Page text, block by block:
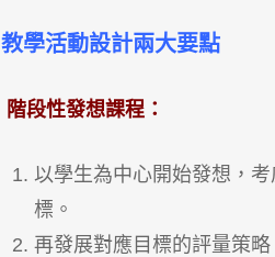
教學活動設計兩大要點
階段性發想課程：
以學生為中心開始發想，
標。
再發展對應目標的評量策